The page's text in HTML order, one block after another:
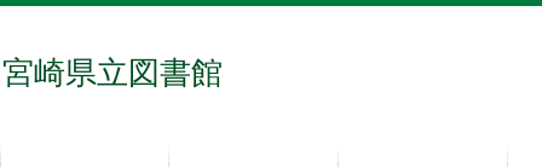
宮崎県立図書館